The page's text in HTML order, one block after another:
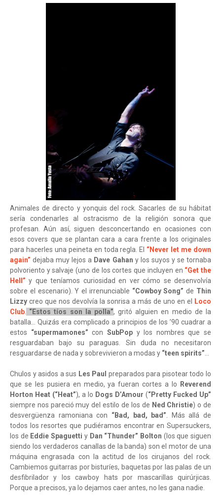
Animales de directo y yonquis del rock. Sacarles de su hábitat
sería condenarles al ostracismo de la religión sonora que
profesan. Aún así, siguen desconcertando en ocasiones con
esos covers que se plantan cara a cara frente a los originales
para hacerles una peineta en toda regla. El “Never let me down
again” dejaba muy lejos a Dave Gahan y los suyos y se tornaba
polvoriento y salvaje (uno de los cortes que incluyen en “Get the
Hell” y que teníamos curiosidad en ver cómo se desenvolvía
sobre el escenario). Y el irrenunciable “Cowboy Song” de Thin
Lizzy creo que nos devolvía la sonrisa a más de uno en el
Loco
Club. “Estos tíos son la polla”, gritó alguien en medio de la
batalla… Quizás era complicado a principios de los ’90 cuadrar a
estos “supermamones” con SubPopy los nombres que se
resguardaban bajo su paraguas. Sin duda no necesitaron
resguardarse de nada y sobrevivieron a modas y “teen spirits”…
Chulos y asidos a sus Les Paul preparados para pisotear todo lo
que se les pusiera en medio, ya fueran cortes a lo
Reverend
Horton Heat (“Heat”), a lo Dogs D’Amour (“Pretty Fucked Up”
siempre nos pareció muy del estilo de los de Ned Christie) o de
desvergüenza ramoniana con “Bad, bad, bad”. Más allá de
todos los resortes que pudiéramos encontrar en Supersuckers,
los de Eddie Spaguetti yDan “Thunder” Bolton (los que siguen
siendo los verdaderos canallas de la banda) son el motor de una
máquina engrasada con la actitud de los cirujanos del rock.
Cambiemos guitarras por bisturíes, baquetas por las palas de un
desfibrilador y los cawboy hats por mascarillas quirúrjicas.
Porque a precisos, ya lo dejamos caer antes, no les gana nadie.